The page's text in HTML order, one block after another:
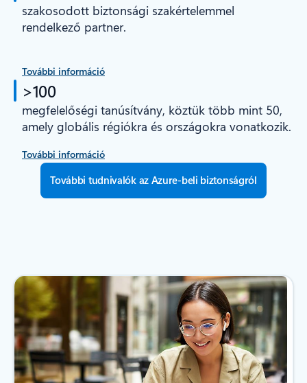
szakosodott biztonsági szakértelemmel
rendelkező partner.
További információ
>100
megfelelőségi tanúsítvány, köztük több mint 50,
amely globális régiókra és országokra vonatkozik.
További információ
További tudnivalók az Azure-beli biztonságról